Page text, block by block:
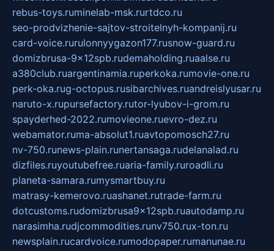
rebus-toys.ruminelab-msk.rurtdco.ru
seo-prodvizhenie-sajtov-stroitelnyh-kompanij.ru
card-voice.rurulonnyygazon177.rusnow-guard.ru
domizbrusa-9x12spb.rudemaholding.ruaalse.ru
a380club.ruargentinamia.ruperkoka.rumovie-one.ru
perk-oka.rug-octopus.rusibarchives.ruandreislyusar.ru
naruto-x.rupursefactory.rutor-lyubov-i-grom.ru
spayderhed-2022.rumovieone.ruevro-dez.ru
webamator.ruma-absolut1.ruavtopomosch27.ru
nv-750.runews-plain.runertansaga.rudelanalad.ru
dizfiles.ruyoutubefree.ruaria-family.ruroadli.ru
planeta-samara.rumysmartbuy.ru
matrasy-kemerovo.ruashanet.rutrade-farm.ru
dotcustoms.rudomizbrusa9x12spb.ruautodamp.ru
narasimha.rudjcommodities.runv750.rux-ton.ru
newsplain.rucardvoice.rumodopaper.rumanunae.ru